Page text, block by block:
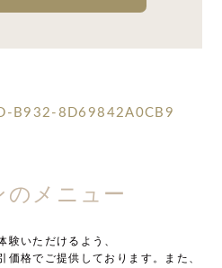
B932-8D69842A0CB9
のメニュー
験いただけるよう、
価格でご提供しております。また、